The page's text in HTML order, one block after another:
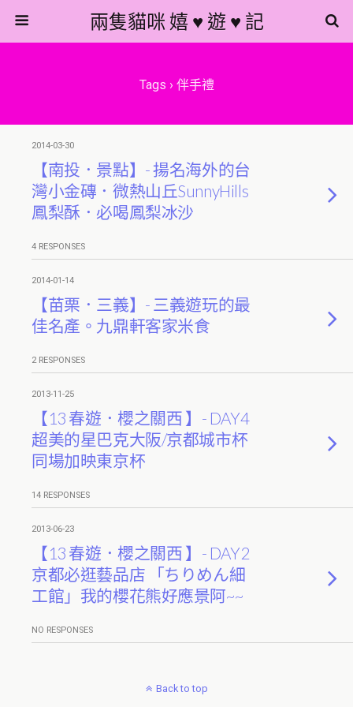
兩隻貓咪 嬉 ♥ 遊 ♥ 記
Tags › 伴手禮
2014-03-30
【南投．景點】- 揚名海外的台
灣小金磚．微熱山丘SunnyHills
鳳梨酥．必喝鳳梨冰沙
4 RESPONSES
2014-01-14
【苗栗．三義】- 三義遊玩的最
佳名產。九鼎軒客家米食
2 RESPONSES
2013-11-25
【13 春遊．櫻之關西 】- DAY4
超美的星巴克大阪/京都城市杯
同場加映東京杯
14 RESPONSES
2013-06-23
【13 春遊．櫻之關西 】- DAY2
京都必逛藝品店 「ちりめん細
工館」我的櫻花熊好應景阿~~
NO RESPONSES
Back to top